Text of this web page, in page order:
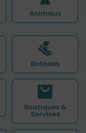
Animaux
Balades
Boutiques &
Services